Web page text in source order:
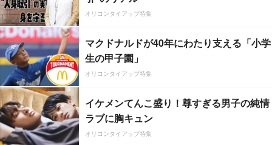
オリコンタイアップ特集
マクドナルドが40年にわたり支える「小学
生の甲子園」
オリコンタイアップ特集
イケメンてんこ盛り！尊すぎる男子の純情
ラブに胸キュン
オリコンタイアップ特集